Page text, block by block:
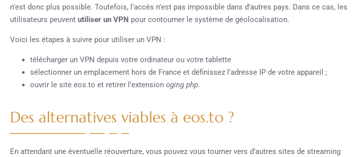
n’est donc plus possible. Toutefois, l’accès n’est pas impossible dans d’autres pays. Dans ce cas, les
utilisateurs peuvent utiliser un VPN pour contourner le système de géolocalisation.
Voici les étapes à suivre pour utiliser un VPN :
télécharger un VPN depuis votre ordinateur ou votre tablette
sélectionner un emplacement hors de France et définissez l’adresse IP de votre appareil ;
ouvrir le site eos.to et retirer l’extension oging php.
Des alternatives viables à eos.to ?
En attendant une éventuelle réouverture, vous pouvez vous tourner vers d’autres sites de streaming